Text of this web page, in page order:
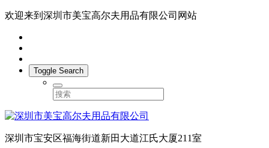
欢迎来到深圳市美宝高尔夫用品有限公司网站
Toggle Search
深圳市宝安区福海街道新田大道江氏大厦211室